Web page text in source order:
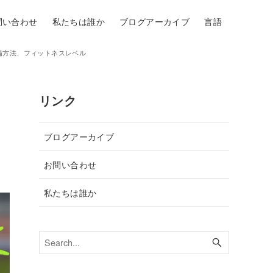
い合わせ 私たちは誰か ブログアーカイブ 言語
法、フィットネスレベル
リンク
ブログアーカイブ
お問い合わせ
私たちは誰か